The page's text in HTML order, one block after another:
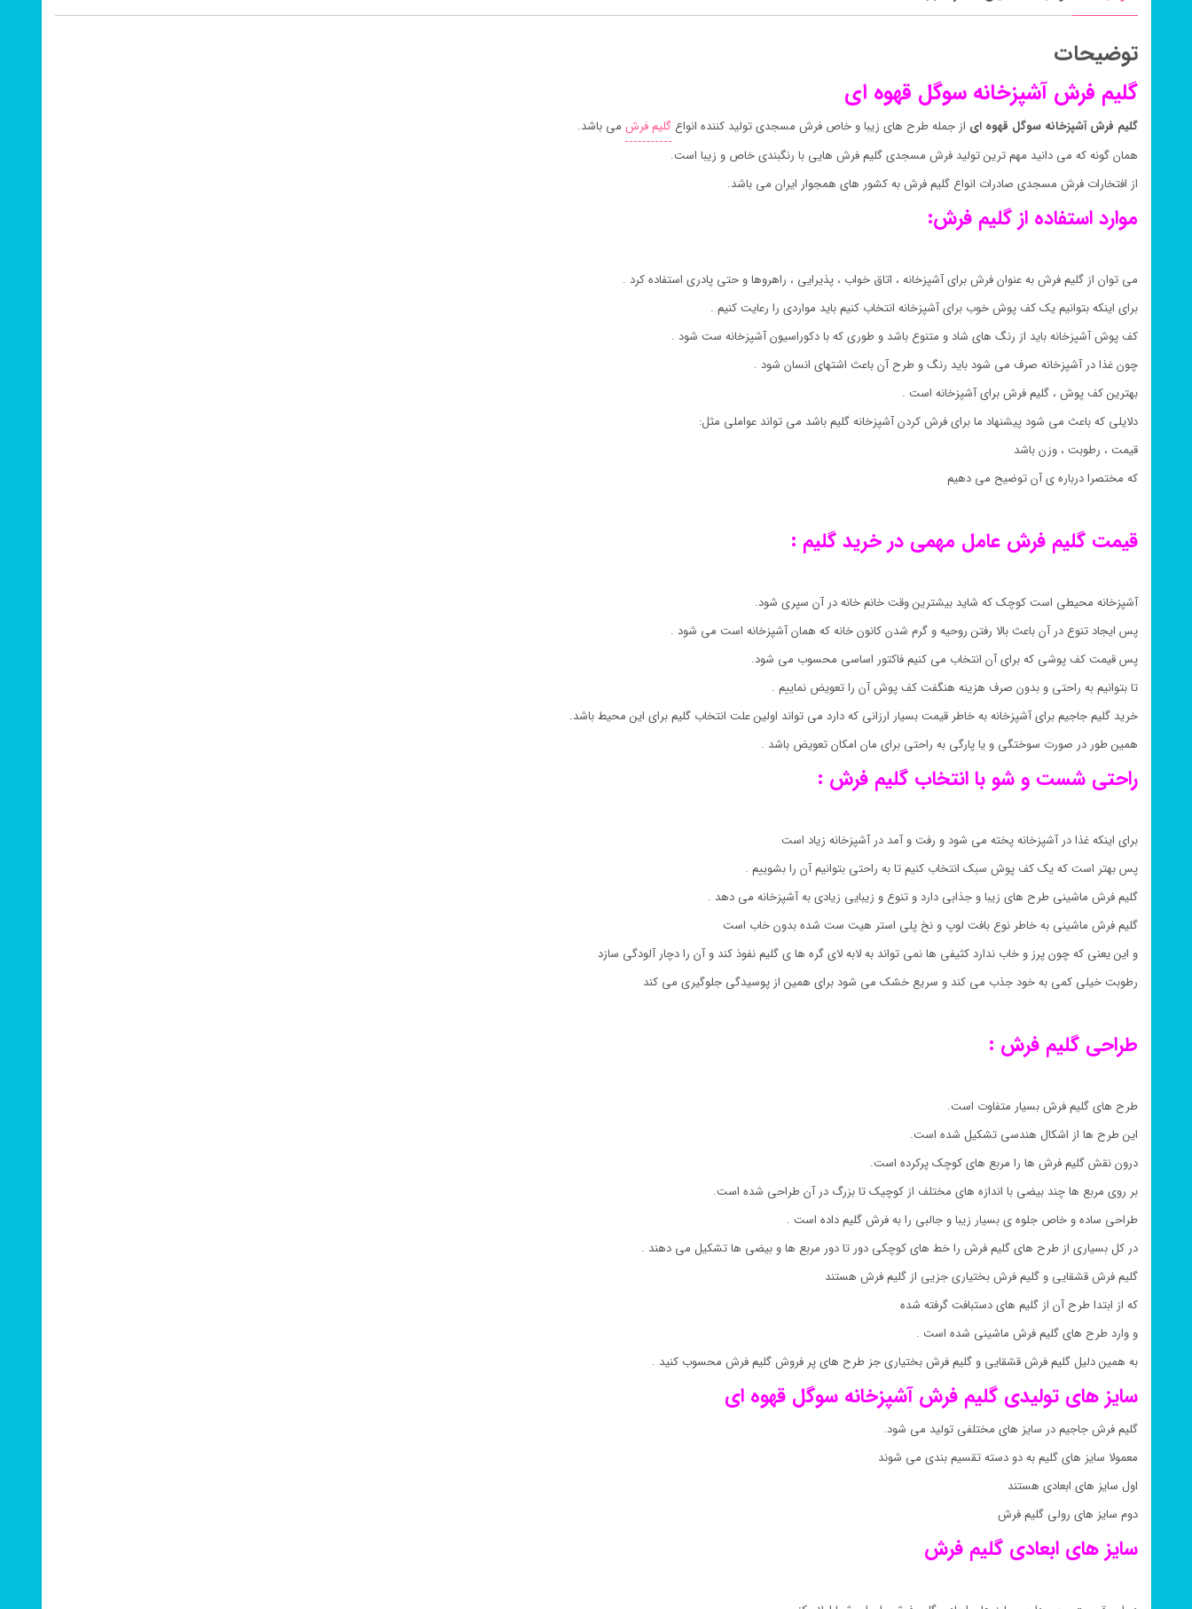
توضیحات
گلیم فرش آشپزخانه سوگل قهوه ای
گلیم فرش آشپزخانه سوگل قهوه ای از جمله طرح های زیبا و خاص فرش مسجدی تولید کننده انواعگلیم فرش می باشد.
همان گونه که می دانید مهم ترین تولید فرش مسجدی گلیم فرش هایی با رنگبندی خاص و زیبا است.
از افتخارات فرش مسجدی صادرات انواع گلیم فرش به کشور های همجوار ایران می باشد.
موارد استفاده از گلیم فرش:
می توان از گلیم فرش به عنوان فرش برای آشپزخانه ، اتاق خواب ، پذیرایی ، راهروها و حتی پادری استفاده کرد .
برای اینکه بتوانیم یک کف پوش خوب برای آشپزخانه انتخاب کنیم باید مواردی را رعایت کنیم .
کف پوش آشپزخانه باید از رنگ های شاد و متنوع باشد و طوری که با دکوراسیون آشپزخانه ست شود .
چون غذا در آشپزخانه صرف می شود باید رنگ و طرح آن باعث اشتهای انسان شود .
بهترین کف پوش ، گلیم فرش برای آشپزخانه است .
دلایلی که باعث می شود پیشنهاد ما برای فرش کردن آشپزخانه گلیم باشد می تواند عواملی مثل:
قیمت ، رطوبت ، وزن باشد
که مختصرا درباره ی آن توضیح می دهیم
قیمت گلیم فرش عامل مهمی در خرید گلیم :
آشپزخانه محیطی است کوچک که شاید بیشترین وقت خانم خانه در آن سپری شود.
پس ایجاد تنوع در آن باعث بالا رفتن روحیه و گرم شدن کانون خانه که همان آشپزخانه است می شود .
پس قیمت کف پوشی که برای آن انتخاب می کنیم فاکتور اساسی محسوب می شود.
تا بتوانیم به راحتی و بدون صرف هزینه هنگفت کف پوش آن را تعویض نماییم .
خرید گلیم جاجیم برای آشپزخانه به خاطر قیمت بسیار ارزانی که دارد می تواند اولین علت انتخاب گلیم برای این محیط باشد.
همین طور در صورت سوختگی و یا پارگی به راحتی برای مان امکان تعویض باشد .
راحتی شست و شو با انتخاب گلیم فرش :
برای اینکه غذا در آشپزخانه پخته می شود و رفت و آمد در آشپزخانه زیاد است
پس بهتر است که یک کف پوش سبک انتخاب کنیم تا به راحتی بتوانیم آن را بشوییم .
گلیم فرش ماشینی طرح های زیبا و جذابی دارد و تنوع و زیبایی زیادی به آشپزخانه می دهد .
گلیم فرش ماشینی به خاطر نوع بافت لوپ و نخ پلی استر هیت ست شده بدون خاب است
و این یعنی که چون پرز و خاب ندارد کثیفی ها نمی تواند به لابه لای گره ها ی گلیم نفوذ کند و آن را دچار آلودگی سازد
رطوبت خیلی کمی به خود جذب می کند و سریع خشک می شود برای همین از پوسیدگی جلوگیری می کند
طراحی گلیم فرش :
طرح های گلیم فرش بسیار متفاوت است.
این طرح ها از اشکال هندسی تشکیل شده است.
درون نقش گلیم فرش ها را مربع های کوچک پرکرده است.
بر روی مربع ها چند بیضی با اندازه های مختلف از کوچیک تا بزرگ در آن طراحی شده است.
طراحی ساده و خاص جلوه ی بسیار زیبا و جالبی را به فرش گلیم داده است .
در کل بسیاری از طرح های گلیم فرش را خط های کوچکی دور تا دور مربع ها و بیضی ها تشکیل می دهند .
گلیم فرش قشقایی و گلیم فرش بختیاری جزیی از گلیم فرش هستند
که از ابتدا طرح آن از گلیم های دستبافت گرفته شده
و وارد طرح های گلیم فرش ماشینی شده است .
به همین دلیل گلیم فرش قشقایی و گلیم فرش بختیاری جز طرح های پر فروش گلیم فرش محسوب کنید .
سایز های تولیدی گلیم فرشآشپزخانهسوگل قهوه ای
گلیم فرش جاجیم در سایز های مختلفی تولید می شود.
معمولا سایز های گلیم به دو دسته تقسیم بندی می شوند
اول سایز های ابعادی هستند
دوم سایز های رولی گلیم فرش
سایز های ابعادی گلیم فرش